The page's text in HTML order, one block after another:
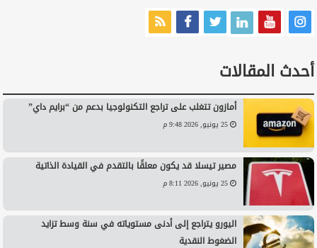
أحدث المقالات
أمازون تتغلب على تراجع التكنولوجيا بدعم من “برايم داي”
25 يونيو, 2026 9:48 م
مصير تيسلا قد يكون معلقًا بالتقدم في القيادة الذاتية
25 يونيو, 2026 8:11 م
اليورو يتراجع إلى أدنى مستوياته في سنة وسط تزايد
الضغوط النقدية